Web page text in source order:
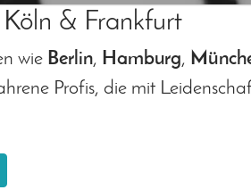
& Frankfurt
wie Berlin, Hamburg,
Profis, die mit